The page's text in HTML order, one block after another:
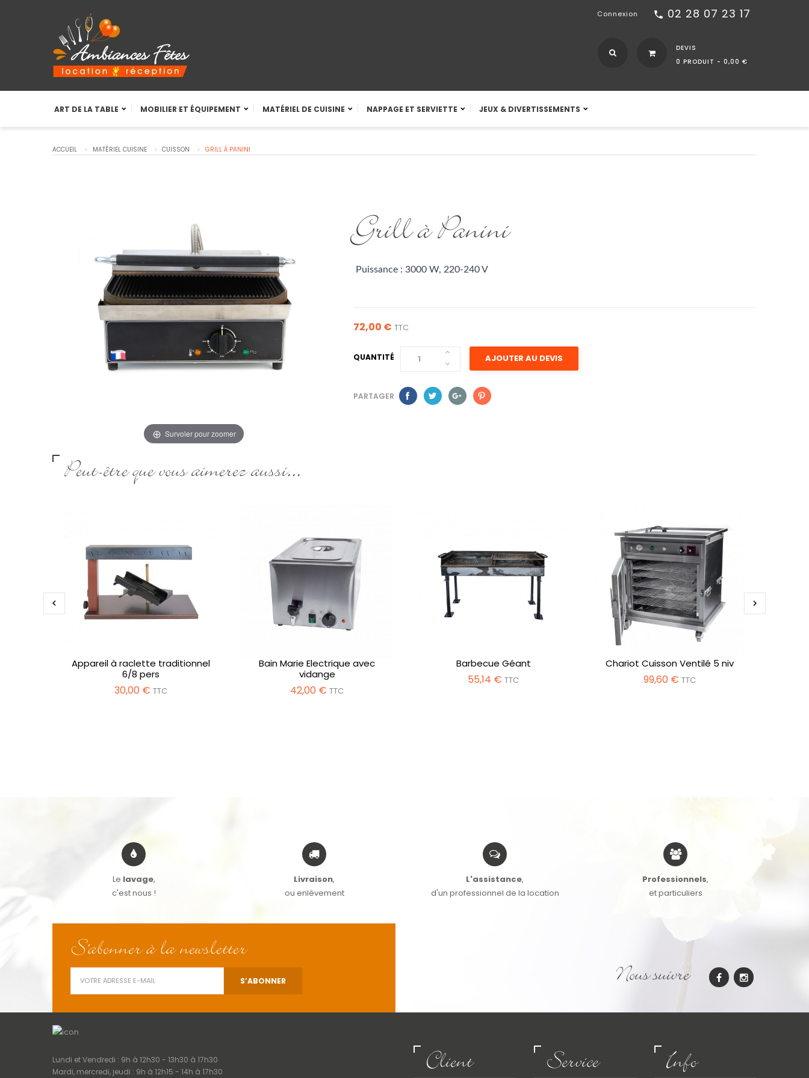
call 02 28 07 23 17
Connexion
DEVIS
0 PRODUIT - 0,00 €
ART DE LA TABLE MOBILIER ET ÉQUIPEMENT MATÉRIEL DE CUISINE NAPPAGE ET SERVIETTE JEUX & DIVERTISSEMENTS
ACCUEIL MATÉRIEL CUISINE CUISSON GRILL À PANINI
Survoler pour zoomer
Grill à Panini
Puissance : 3000 W, 220-240 V
72,00 € TTC
QUANTITÉ AJOUTER AU DEVIS
PARTAGER
Peut-être que vous aimerez aussi...
 
Appareil à raclette traditionnel
6/8 pers
30,00 € TTC
Bain Marie Electrique avec
vidange
42,00 € TTC
Barbecue Géant
55,14 € TTC
Chariot Cuisson Ventilé 5 niv
99,60 € TTC
Le lavage,
c'est nous !
Livraison,
ou enlèvement
L'assistance,
d'un professionnel de la location
Professionnels,
et particuliers
S'abonner à la newsletter
Nous suivre
Lundi et Vendredi : 9h à 12h30 - 13h30 à 17h30
Mardi, mercredi, jeudi : 9h à 12h15 - 14h à 17h30
Client Service Info